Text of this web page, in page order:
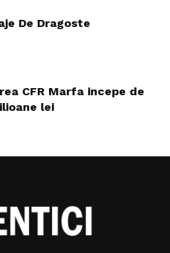
De Dragoste
CFR Marfa incepe de
lei